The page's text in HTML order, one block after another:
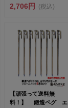
定色 オレンジ 粉体塗
2,706円 (税込)
【頑張って送料無
料！】 鍛造ペグ エ